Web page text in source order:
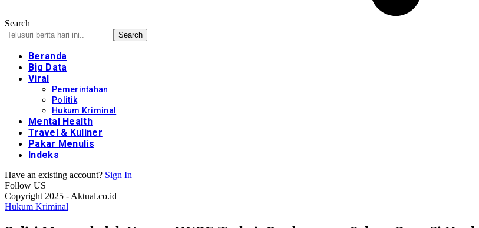
Search
Beranda
Big Data
Viral
Pemerintahan
Politik
Hukum Kriminal
Mental Health
Travel & Kuliner
Pakar Menulis
Indeks
Have an existing account? Sign In
Follow US
Copyright 2025 - Aktual.co.id
Hukum Kriminal